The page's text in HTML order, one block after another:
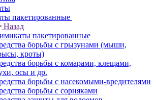
пакетированные
Назад
пакетированные
борьбы с грызунами (мыши,
кроты)
борьбы с комарами, клещами,
осы и др.
борьбы с насекомыми-вредителями
борьбы с сорняками